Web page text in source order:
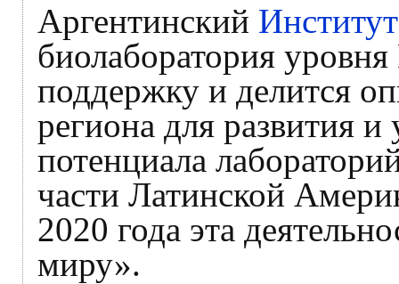
Аргентинский
биолаборатория
поддержку и делится
региона для развития и
потенциала
части Латинской
2020 года эта
миру».